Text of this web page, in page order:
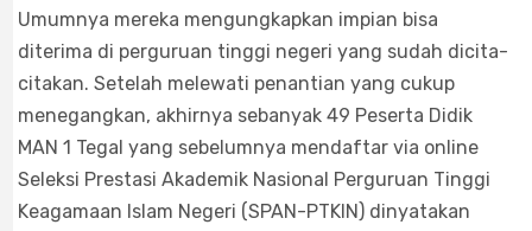
Umumnya mereka mengungkapkan impian bisa
diterima di perguruan tinggi negeri yang sudah dicita-
citakan. Setelah melewati penantian yang cukup
menegangkan, akhirnya sebanyak 49 Peserta Didik
MAN 1 Tegal yang sebelumnya mendaftar via online
Seleksi Prestasi Akademik Nasional Perguruan Tinggi
Keagamaan Islam Negeri (SPAN-PTKIN) dinyatakan